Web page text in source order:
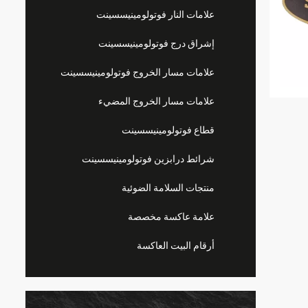
علامات النار فوتولومينيسسينت
إشراق درج فوتولومينيسسينت
علامات مسار الخروج فوتولومينيسسينت
علامات مسار الخروج المضيء
قطاع فوتولومينيسسينت
شرائط درابزين فوتولومينيسسينت
منتجات السلامة الضوئية
علامة عاكسة مخصصة
أرقام البيت العاكسة